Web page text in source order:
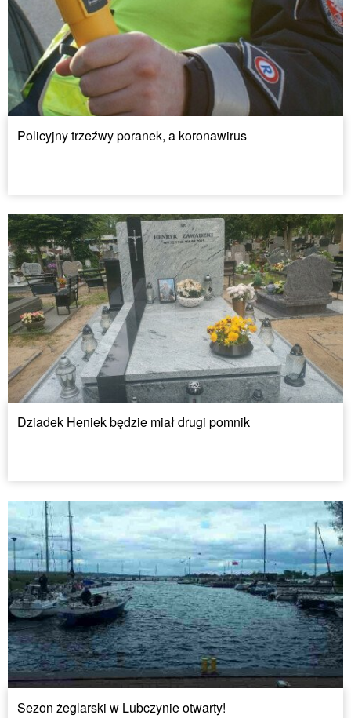
Policyjny trzeźwy poranek, a koronawirus
Dziadek Heniek będzie miał drugi pomnik
Sezon żeglarski w Lubczynie otwarty!